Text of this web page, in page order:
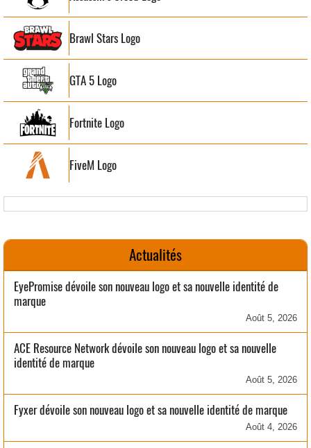
Brawl Stars Logo
GTA 5 Logo
Fortnite Logo
FiveM Logo
Actualités
EyePromise dévoile son nouveau logo et sa nouvelle identité de
marque
Août 5, 2026
ACE Resource Network dévoile son nouveau logo et sa nouvelle
identité de marque
Août 5, 2026
Fyxer dévoile son nouveau logo et sa nouvelle identité de marque
Août 4, 2026